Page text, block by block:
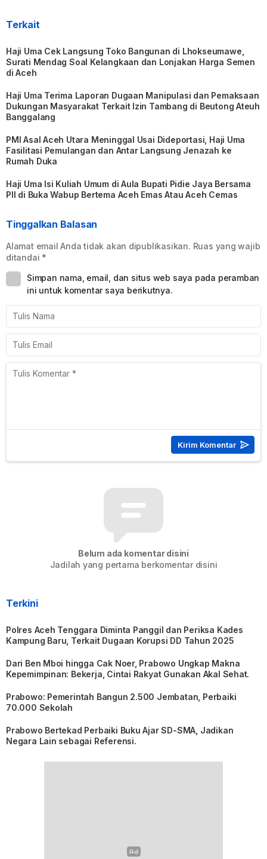
Terkait
Haji Uma Cek Langsung Toko Bangunan di Lhokseumawe,
Surati Mendag Soal Kelangkaan dan Lonjakan Harga Semen
di Aceh
Haji Uma Terima Laporan Dugaan Manipulasi dan Pemaksaan
Dukungan Masyarakat Terkait Izin Tambang di Beutong Ateuh
Banggalang
PMI Asal Aceh Utara Meninggal Usai Dideportasi, Haji Uma
Fasilitasi Pemulangan dan Antar Langsung Jenazah ke
Rumah Duka
Haji Uma Isi Kuliah Umum di Aula Bupati Pidie Jaya Bersama
PII di Buka Wabup Bertema Aceh Emas Atau Aceh Cemas
Tinggalkan Balasan
Alamat email Anda tidak akan dipublikasikan. Ruas yang wajib
ditandai *
Simpan nama, email, dan situs web saya pada peramban
ini untuk komentar saya berikutnya.
Belum ada komentar disini
Jadilah yang pertama berkomentar disini
Terkini
Polres Aceh Tenggara Diminta Panggil dan Periksa Kades
Kampung Baru, Terkait Dugaan Korupsi DD Tahun 2025
Dari Ben Mboi hingga Cak Noer, Prabowo Ungkap Makna
Kepemimpinan: Bekerja, Cintai Rakyat Gunakan Akal Sehat.
Prabowo: Pemerintah Bangun 2.500 Jembatan, Perbaiki
70.000 Sekolah
Prabowo Bertekad Perbaiki Buku Ajar SD-SMA, Jadikan
Negara Lain sebagai Referensi.